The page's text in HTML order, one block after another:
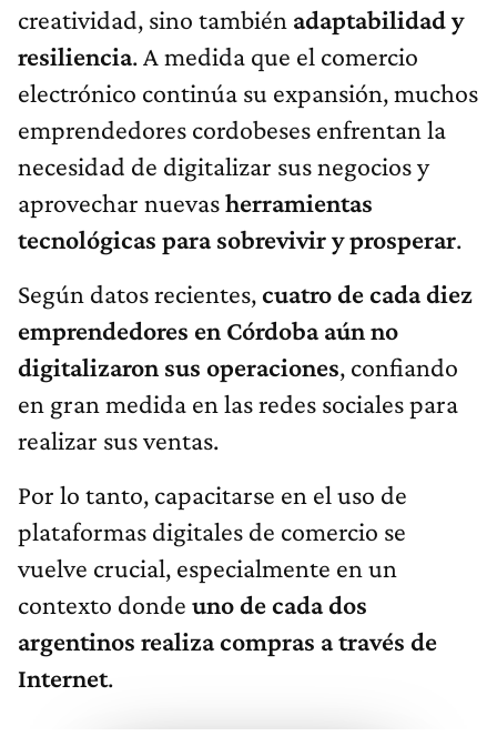
creatividad, sino también adaptabilidad y
resiliencia. A medida que el comercio
electrónico continúa su expansión, muchos
emprendedores cordobeses enfrentan la
necesidad de digitalizar sus negocios y
aprovechar nuevasherramientas
tecnológicas para sobrevivir y prosperar.
Según datos recientes,cuatro de cada diez
emprendedores en Córdoba aún no
digitalizaron sus operaciones, confiando
en gran medida en las redes sociales para
realizar sus ventas.
Por lo tanto, capacitarse en el uso de
plataformas digitales de comercio se
vuelve crucial, especialmente en un
contexto donde uno de cada dos
argentinos realiza compras a través de
Internet.